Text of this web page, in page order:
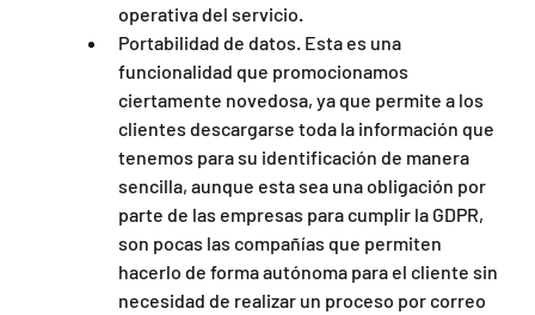
operativa del servicio.
Portabilidad de datos. Esta es una
funcionalidad que promocionamos
ciertamente novedosa, ya que permite a los
clientes descargarse toda la información que
tenemos para su identificación de manera
sencilla, aunque esta sea una obligación por
parte de las empresas para cumplir la GDPR,
son pocas las compañías que permiten
hacerlo de forma autónoma para el cliente sin
necesidad de realizar un proceso por correo